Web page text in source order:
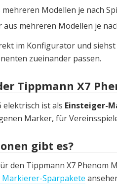
Modellen je nach
mehreren Modellen je
im Konfigurator und
zueinander passen.
Tippmann X7
elektrisch ist als Einsteiger-
Marker, für
gibt es?
den Tippmann X7 Phenom
Markierer-Sparpakete